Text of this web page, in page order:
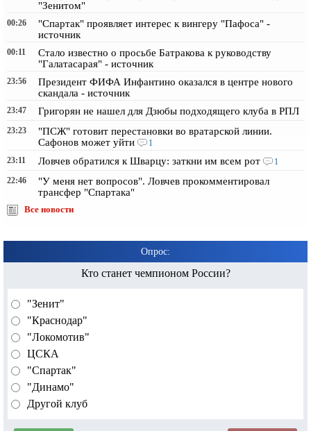
"Зенитом"
00:26
"Спартак" проявляет интерес к вингеру "Пафоса" -
источник
00:11
Стало известно о просьбе Батракова к руководству
"Галатасарая" - источник
23:56
Президент ФИФА Инфантино оказался в центре нового
скандала - источник
23:47 Григорян не нашел для Дзюбы подходящего клуба в РПЛ
23:23
"ПСЖ" готовит перестановки во вратарской линии.
Сафонов может уйти
1
23:11
Ловчев обратился к Шварцу: заткни им всем рот
1
22:46
"У меня нет вопросов". Ловчев прокомментировал
трансфер "Спартака"
Все новости
Опрос:
Кто станет чемпионом России?
"Зенит"
"Краснодар"
"Локомотив"
ЦСКА
"Спартак"
"Динамо"
Другой клуб